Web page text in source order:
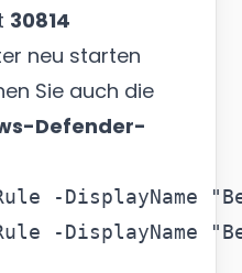
30814
neu starten
Sie auch die
Defender-
-DisplayName